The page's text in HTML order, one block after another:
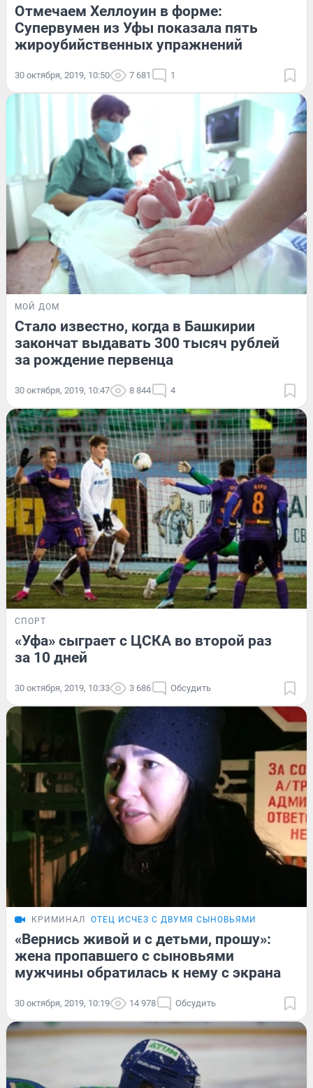
Отмечаем Хеллоуин в форме:
Супервумен из Уфы показала пять
жироубийственных упражнений
30 октября, 2019, 10:50 7 681 1
МОЙ ДОМ
Стало известно, когда в Башкирии
закончат выдавать 300 тысяч рублей
за рождение первенца
30 октября, 2019, 10:47 8 844 4
СПОРТ
«Уфа» сыграет с ЦСКА во второй раз
за 10 дней
30 октября, 2019, 10:33 3 686 Обсудить
КРИМИНАЛ ОТЕЦ ИСЧЕЗ С ДВУМЯ СЫНОВЬЯМИ
«Вернись живой и с детьми, прошу»:
жена пропавшего с сыновьями
мужчины обратилась к нему с экрана
30 октября, 2019, 10:19 14 978 Обсудить